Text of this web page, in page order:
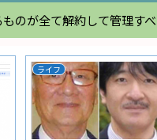
のが全て解約して管理す
ライフ